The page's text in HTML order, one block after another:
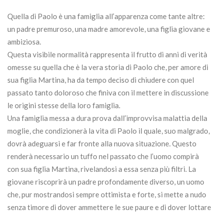
Quella di Paolo è una famiglia all’apparenza come tante altre:
un padre premuroso, una madre amorevole, una figlia giovane e
ambiziosa.
Questa visibile normalità rappresenta il frutto di anni di verità
omesse su quella che è la vera storia di Paolo che, per amore di
sua figlia Martina, ha da tempo deciso di chiudere con quel
passato tanto doloroso che finiva con il mettere in discussione
le origini stesse della loro famiglia.
Una famiglia messa a dura prova dall’improvvisa malattia della
moglie, che condizionerà la vita di Paolo il quale, suo malgrado,
dovrà adeguarsi e far fronte alla nuova situazione. Questo
renderà necessario un tuffo nel passato che l’uomo compirà
con sua figlia Martina, rivelandosi a essa senza più filtri. La
giovane riscoprirà un padre profondamente diverso, un uomo
che, pur mostrandosi sempre ottimista e forte, si mette a nudo
senza timore di dover ammettere le sue paure e di dover lottare